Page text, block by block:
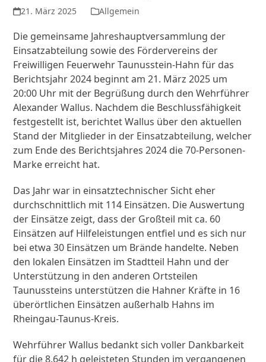
21. März 2025 Allgemein
Die gemeinsame Jahreshauptversammlung der
Einsatzabteilung sowie des Fördervereins der
Freiwilligen Feuerwehr Taunusstein-Hahn für das
Berichtsjahr 2024 beginnt am 21. März 2025 um
20:00 Uhr mit der Begrüßung durch den Wehrführer
Alexander Wallus. Nachdem die Beschlussfähigkeit
festgestellt ist, berichtet Wallus über den aktuellen
Stand der Mitglieder in der Einsatzabteilung, welcher
zum Ende des Berichtsjahres 2024 die 70-Personen-
Marke erreicht hat.
Das Jahr war in einsatztechnischer Sicht eher
durchschnittlich mit 114 Einsätzen. Die Auswertung
der Einsätze zeigt, dass der Großteil mit ca. 60
Einsätzen auf Hilfeleistungen entfiel und es sich nur
bei etwa 30 Einsätzen um Brände handelte. Neben
den lokalen Einsätzen im Stadtteil Hahn und der
Unterstützung in den anderen Ortsteilen
Taunussteins unterstützen die Hahner Kräfte in 16
überörtlichen Einsätzen außerhalb Hahns im
Rheingau-Taunus-Kreis.
Wehrführer Wallus bedankt sich voller Dankbarkeit
für die 8.642 h geleisteten Stunden im vergangenen